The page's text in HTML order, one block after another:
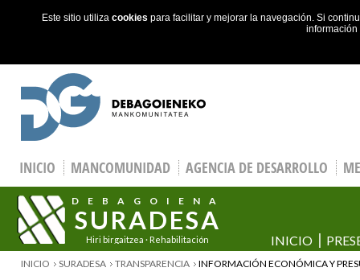
Este sitio utiliza cookies para facilitar y mejorar la navegación. Si
Skip to main content
INICIO MANCOMUNIDAD AGENCIA DE DESARROLLO
DEBAGOIENA
SURADESA
Hiri birgaitzea · Rehabilitación
INICIO
YOU ARE HERE
INICIO SURADESA TRANSPARENCIA INFORMACIÓN ECONÓMICA Y